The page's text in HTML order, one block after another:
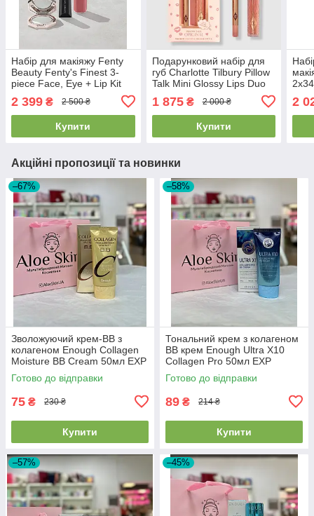
Набір для макіяжу Fenty
Beauty Fenty's Finest 3-
piece Face, Eye + Lip Kit
2 399 ₴ 2 500 ₴
Купити
Подарунковий набір для
губ Charlotte Tilbury Pillow
Talk Mini Glossy Lips Duo
1 875₴ 2 000 ₴
Купити
2
Акційні пропозиції та новинки
–67%
Зволожуючий крем-ВВ з
колагеном Enough Collagen
Moisture BB Cream 50мл EXP
2026.01.18
Готово до відправки
75 ₴ 230 ₴
Купити
–58%
Тональний крем з колагеном
BB крем Enough Ultra X10
Collagen Pro 50мл EXP
2026/07/24
Готово до відправки
89 ₴ 214 ₴
Купити
–57% –45%